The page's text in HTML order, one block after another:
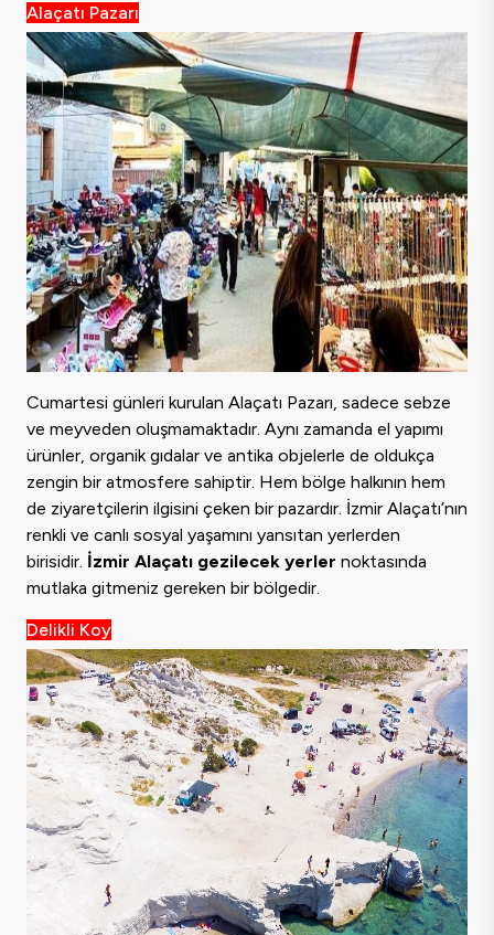
Alaçatı Pazarı
Cumartesi günleri kurulan Alaçatı Pazarı, sadece sebze
ve meyveden oluşmamaktadır. Aynı zamanda el yapımı
ürünler, organik gıdalar ve antika objelerle de oldukça
zengin bir atmosfere sahiptir. Hem bölge halkının hem
de ziyaretçilerin ilgisini çeken bir pazardır. İzmir Alaçatı’nın
renkli ve canlı sosyal yaşamını yansıtan yerlerden
birisidir. İzmir Alaçatı gezilecek yerler noktasında
mutlaka gitmeniz gereken bir bölgedir.
Delikli Koy